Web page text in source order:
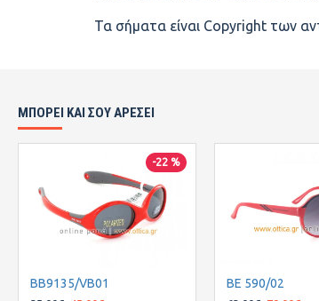
Τα σήματα είναι Copyright των
ΜΠΟΡΕΙ ΚΑΙ ΣΟΥ ΑΡΕΣΕΙ
-22 %
BB9135/VB01 BE 590/02